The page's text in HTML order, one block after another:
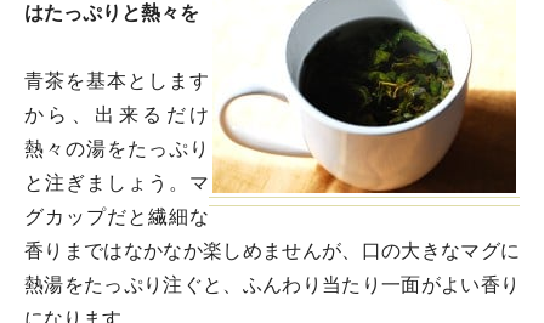
はたっぷりと熱々を
青茶を基本とします
から、出来るだけ
熱々の湯をたっぷり
と注ぎましょう。マ
グカップだと繊細な
香りまではなかなか楽しめませんが、口の大きなマグに
熱湯をたっぷり注ぐと、ふんわり当たり一面がよい香り